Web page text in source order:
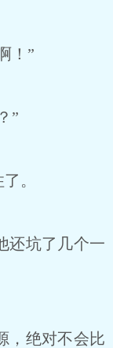
！”
”
。
还坑了几个一
，绝对不会比